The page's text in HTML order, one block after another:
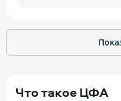
Что такое ЦФА